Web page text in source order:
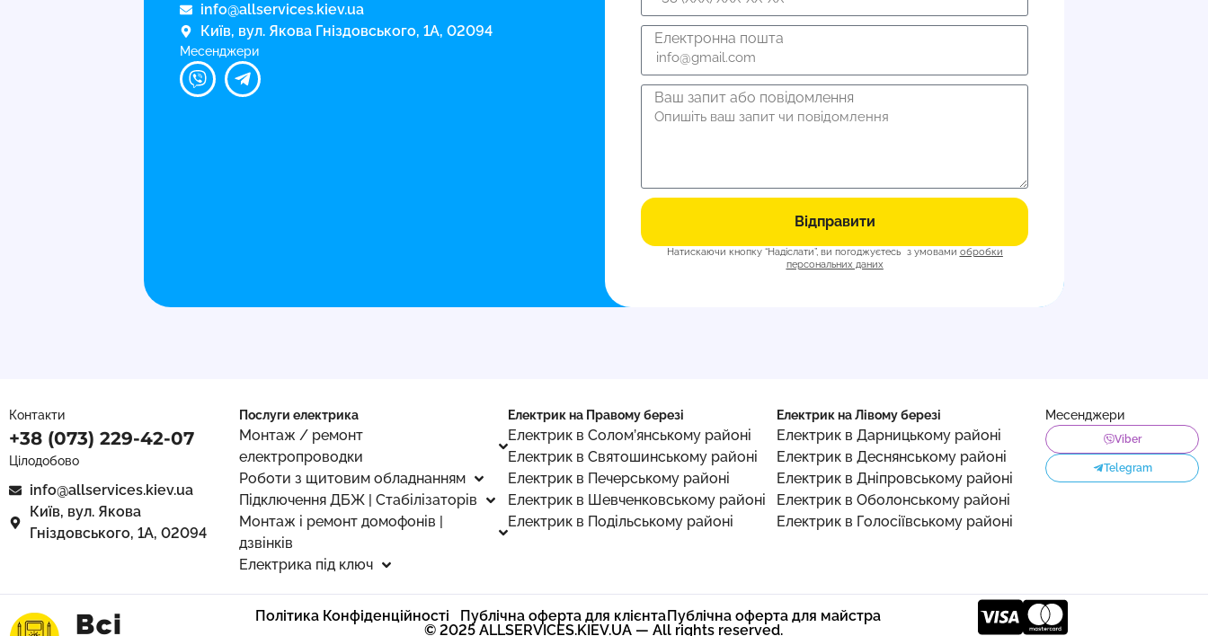
info@allservices.kiev.ua
Київ, вул. Якова Гніздовського, 1А, 02094
Месенджери
Електронна пошта
Ваш запит або повідомлення
Відправити
Натискаючи кнопку “Надіслати”, ви погоджуєтесь з умовами обробки
персональних даних
Контакти
+38 (073) 229-42-07
Цілодобово
info@allservices.kiev.ua
Київ, вул. Якова
Гніздовського, 1А, 02094
Послуги електрика
Монтаж / ремонт
електропроводки
Роботи з щитовим обладнанням
Підключення ДБЖ | Стабілізаторів
Монтаж і ремонт домофонів |
дзвінків
Електрика під ключ
Електрик на Правому березі
Електрик в Солом’янському районі
Електрик в Святошинському районі
Електрик в Печерському районі
Електрик в Шевченковському районі
Електрик в Подільському районі
Електрик на Лівому березі
Електрик в Дарницькому районі
Електрик в Деснянському районі
Електрик в Дніпровському районі
Електрик в Оболонському районі
Електрик в Голосіївському районі
Месенджери
Viber
Telegram
Політика Конфіденційності Публічна оферта для клієнтаПублічна оферта для майстра
© 2025 ALLSERVICES.KIEV.UA — All rights reserved.